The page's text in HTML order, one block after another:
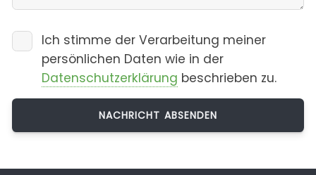
Ich stimme der Verarbeitung meiner
persönlichen Daten wie in der
Datenschutzerklärung beschrieben zu.